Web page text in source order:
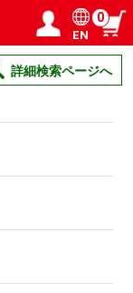
EN
0
詳細検索ページへ